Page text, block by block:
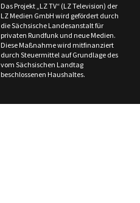
Das Projekt „LZ TV“ (LZ Television) der
LZ Medien GmbH wird gefördert durch
die Sächsische Landesanstalt für
privaten Rundfunk und neue Medien.
Diese Maßnahme wird mitfinanziert
durch Steuermittel auf Grundlage des
vom Sächsischen Landtag
beschlossenen Haushaltes.